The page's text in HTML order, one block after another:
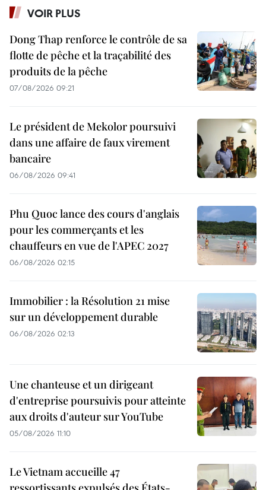
VOIR PLUS
Dong Thap renforce le contrôle de sa
flotte de pêche et la traçabilité des
produits de la pêche
07/08/2026 09:21
Le président de Mekolor poursuivi
dans une affaire de faux virement
bancaire
06/08/2026 09:41
Phu Quoc lance des cours d'anglais
pour les commerçants et les
chauffeurs en vue de l'APEC 2027
06/08/2026 02:15
Immobilier : la Résolution 21 mise
sur un développement durable
06/08/2026 02:13
Une chanteuse et un dirigeant
d'entreprise poursuivis pour atteinte
aux droits d'auteur sur YouTube
05/08/2026 11:10
Le Vietnam accueille 47